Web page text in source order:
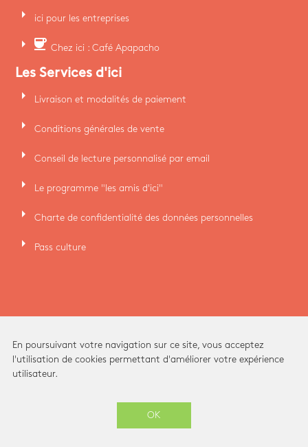
arrow_right ici pour les entreprises
arrow_right coffee Chez ici : Café Apapacho
Les Services d'ici
arrow_right Livraison et modalités de paiement
arrow_right Conditions générales de vente
arrow_right Conseil de lecture personnalisé par email
arrow_right Le programme "les amis d'ici"
arrow_right Charte de confidentialité des données personnelles
arrow_right Pass culture
Ici Librairie - Paris Grands Boulevards © 2026 -
En poursuivant votre navigation sur ce site, vous acceptez
l'utilisation de cookies permettant d'améliorer votre expérience
utilisateur.
OK